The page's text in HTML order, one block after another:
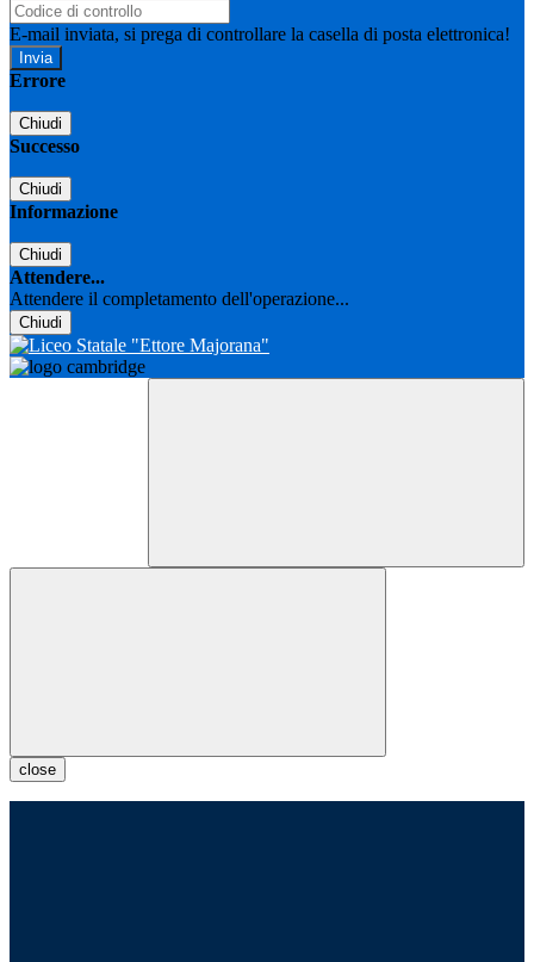
E-mail inviata, si prega di controllare la casella di posta elettronica!
Errore
Chiudi
Successo
Chiudi
Informazione
Chiudi
Attendere...
Attendere il completamento dell'operazione...
Chiudi
close